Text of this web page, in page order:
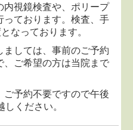
内視鏡検査や、ポリープ
っております。検査、手
なっております。
ましては、事前のご予約
、ご希望の方は当院まで
予約不要ですので午後
ください。